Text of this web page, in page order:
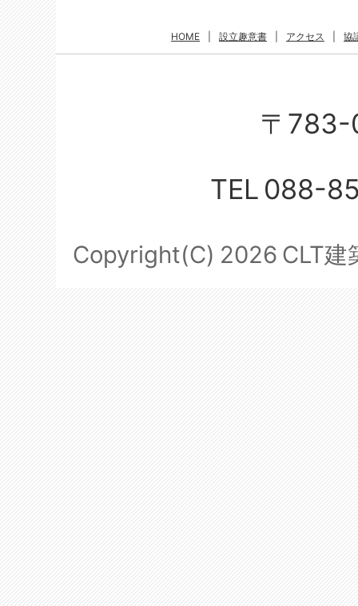
HOME 設立趣意書 アクセス 協
〒
TEL 088-
Copyright(C) 2026 CLT建